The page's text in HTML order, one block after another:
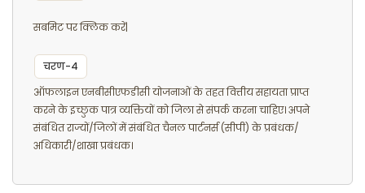
सबमिट पर क्लिक करें|
चरण-4
ऑफलाइन एनबीसीएफडीसी योजनाओं के तहत वित्तीय सहायता प्राप्त
करने के इच्छुक पात्र व्यक्तियों को जिला से संपर्क करना चाहिए। अपने
संबंधित राज्यों/जिलों में संबंधित चैनल पार्टनर्स (सीपी) के प्रबंधक/
अधिकारी/शाखा प्रबंधक।